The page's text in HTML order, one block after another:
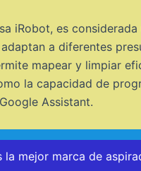
iRobot, es
a diferentes
mapear y limpiar
la capacidad de
Assistant.
la mejor marca de